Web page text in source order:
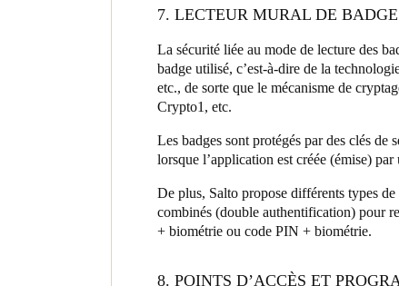
7. LECTEUR MURAL DE
La sécurité liée au mode de lecture des
badge utilisé, c’est-à-dire de la
etc., de sorte que le mécanisme de
Crypto1, etc.
Les badges sont protégés par des clés de
lorsque l’application est créée (émise)
De plus, Salto propose différents types
combinés (double authentification) pour
+ biométrie ou code PIN + biométrie.
8. POINTS D’ACCÈS ET